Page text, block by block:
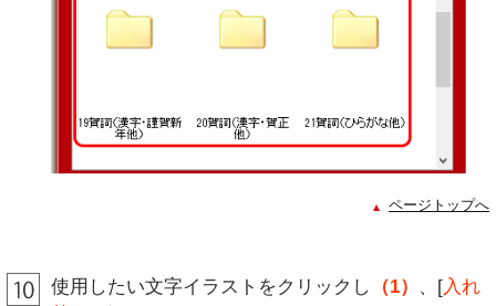
ページトップへ
使用したい文字イラストをクリックし （1） 、[入れ